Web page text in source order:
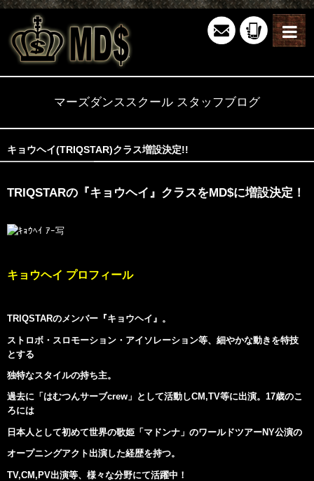
マーズダンススクール スタッフブログ
キョウヘイ(TRIQSTAR)クラス増設決定!!
TRIQSTARの『キョウヘイ』クラスをMD$に増設決定！
キョウヘイ プロフィール
TRIQSTARのメンバー『キョウヘイ』。
ストロボ・スロモーション・アイソレーション等、細やかな動きを特技
とする
独特なスタイルの持ち主。
過去に「はむつんサーブcrew」として活動しCM,TV等に出演。17歳のこ
ろには
日本人として初めて世界の歌姫「マドンナ」のワールドツアーNY公演の
オープニングアクト出演した経歴を持つ。
TV,CM,PV出演等、様々な分野にて活躍中！